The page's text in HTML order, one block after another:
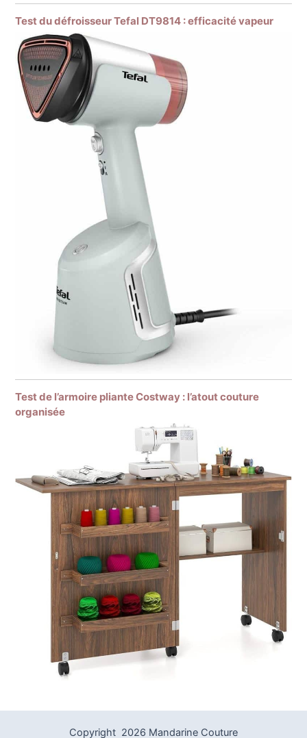
Test du défroisseur Tefal DT9814 : efficacité vapeur
Test de l’armoire pliante Costway : l’atout couture
organisée
Copyright 2026 Mandarine Couture